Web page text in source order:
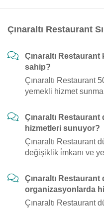
Çınaraltı Restaurant
Çınaraltı
sahip?
Çınaraltı Restaurant
yemekli hizmet
Çınaraltı
hizmetleri sunuyor?
Çınaraltı Restaurant
değişiklik i̇mkanı ve
Çınaraltı
organizasyonlarda
Çınaraltı Restaurant